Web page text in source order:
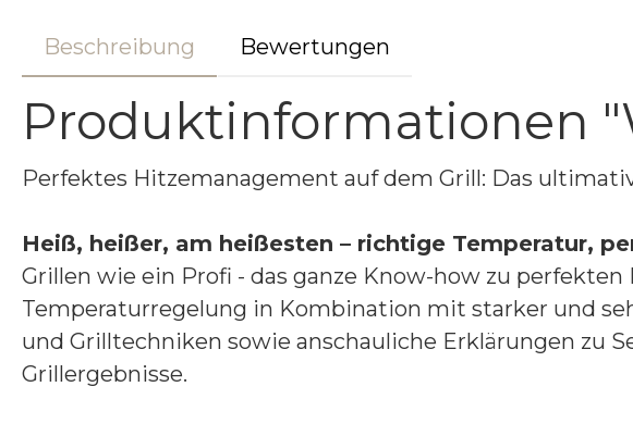
Beschreibung Bewertungen
Produktinformationen
Perfektes Hitzemanagement auf dem Grill: Das
Heiß, heißer, am heißesten – richtige Temperatur,
Grillen wie ein Profi - das ganze Know-how zu
Temperaturregelung in Kombination mit starker und
und Grilltechniken sowie anschauliche Erklärungen zu
Grillergebnisse.